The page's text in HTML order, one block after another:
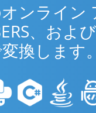
ンライン
、およ
換します。